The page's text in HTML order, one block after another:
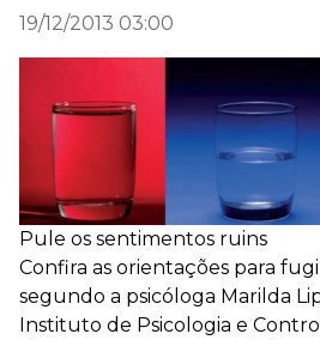
19/12/2013 03:00
Pule os sentimentos ruins
Confira as orientações para
segundo a psicóloga Marilda
Instituto de Psicologia e